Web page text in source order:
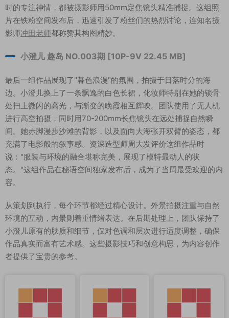
时的专注神情，都被摄影师用50mm定焦镜头精准捕捉。这组照
片在铁粉空间发布后，迅速引发了粉丝们的热烈讨论，连知名摄
影师冲田老师都称赞其构图精妙。
小澄儿 趣岛 NO.003期 [10P-9V 22.45 MB]
最后一组作品展现了"暮色浪漫"的氛围，拍摄于日落时分的海
边。小澄儿换上了一条飘逸的白色长裙，化妆师特别在她的锁骨
处扫上微闪的高光，与渐变的晚霞相互辉映。团队使用了无人机
进行高空拍摄，同时用70-200mm长焦镜头在远处捕捉自然瞬
间。她赤脚漫步沙滩的背影，以及面向大海张开双臂的姿态，都
充满了电影般的叙事感。资深造型师周大发评价这组作品时
说："服装与环境的融合堪称完美，展现了模特最动人的状
态。"这组作品在秘语空间独家发布后，成为了当周最受欢迎的内
容。
从策划到执行，每个环节都经过精心设计。外景拍摄注重与自然
环境的互动，内景则着重情绪表达。在后期处理上，团队保持了
小澄儿原有的肤质和细节，仅对色调和层次进行适度调整，确保
作品真实而富有艺术感。这些摄影技巧和创意构思，为内容创作
者提供了宝贵的参考。